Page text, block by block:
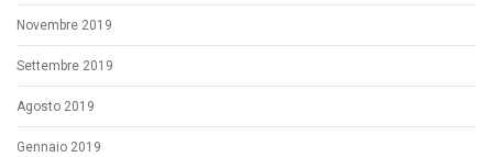
Novembre 2019
Settembre 2019
Agosto 2019
Gennaio 2019